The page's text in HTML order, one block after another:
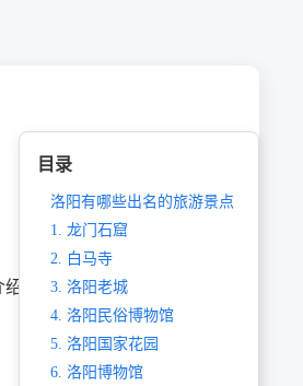
洛阳一些出名的旅游景
目录
洛阳有哪些出名的旅游景点
1. 龙门石窟
2. 白马寺
3. 洛阳老城
4. 洛阳民俗博物馆
5. 洛阳国家花园
6. 洛阳博物馆